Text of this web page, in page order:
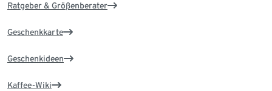
Ratgeber & Größenberater
Geschenkkarte
Geschenkideen
Kaffee-Wiki